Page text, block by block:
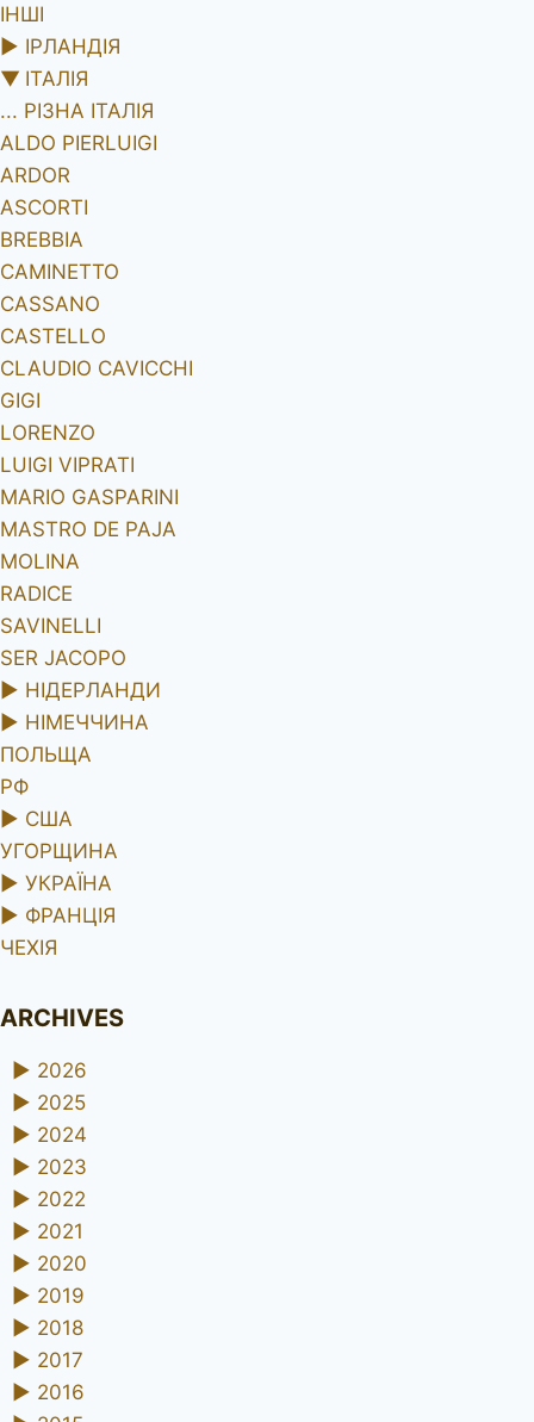
ІНШІ
► ІРЛАНДІЯ
▼ ІТАЛІЯ
... РІЗНА ІТАЛІЯ
ALDO PIERLUIGI
ARDOR
ASCORTI
BREBBIA
CAMINETTO
CASSANO
CASTELLO
CLAUDIO CAVICCHI
GIGI
LORENZO
LUIGI VIPRATI
MARIO GASPARINI
MASTRO DE PAJA
MOLINA
RADICE
SAVINELLI
SER JACOPO
► НІДЕРЛАНДИ
► НІМЕЧЧИНА
ПОЛЬЩА
РФ
► США
УГОРЩИНА
► УКРАЇНА
► ФРАНЦІЯ
ЧЕХІЯ
ARCHIVES
► 2026
► 2025
► 2024
► 2023
► 2022
► 2021
► 2020
► 2019
► 2018
► 2017
► 2016